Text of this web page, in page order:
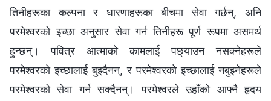
तिनीहरूका कल्‍पना र धारणाहरूका बीचमा सेवा गर्छन्, अनि
परमेश्‍वरको इच्‍छा अनुसार सेवा गर्न तिनीहरू पूर्ण रूपमा असमर्थ
हुन्छन्। पवित्र आत्माको कामलाई पछ्याउन नसक्‍नेहरूले
परमेश्‍वरको इच्‍छालाई बुझ्‍दैनन्, र परमेश्‍वरको इच्‍छालाई नबुझ्‍नेहरूले
परमेश्‍वरको सेवा गर्न सक्दैनन्। परमेश्‍वरले उहाँको आफ्‍नै हृदय